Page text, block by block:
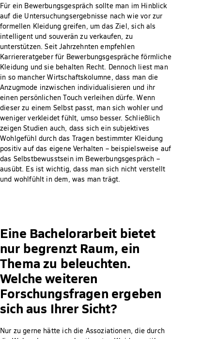
Für ein Bewerbungsgespräch sollte man im Hinblick
auf die Untersuchungsergebnisse nach wie vor zur
formellen Kleidung greifen, um das Ziel, sich als
intelligent und souverän zu verkaufen, zu
unterstützen. Seit Jahrzehnten empfehlen
Karriereratgeber für Bewerbungsgespräche förmliche
Kleidung und sie behalten Recht. Dennoch liest man
in so mancher Wirtschaftskolumne, dass man die
Anzugmode inzwischen individualisieren und ihr
einen persönlichen Touch verleihen dürfe. Wenn
dieser zu einem Selbst passt, man sich wohler und
weniger verkleidet fühlt, umso besser. Schließlich
zeigen Studien auch, dass sich ein subjektives
Wohlgefühl durch das Tragen bestimmter Kleidung
positiv auf das eigene Verhalten – beispielsweise auf
das Selbstbewusstsein im Bewerbungsgespräch –
ausübt. Es ist wichtig, dass man sich nicht verstellt
und wohlfühlt in dem, was man trägt.
Eine Bachelorarbeit bietet
nur begrenzt Raum, ein
Thema zu beleuchten.
Welche weiteren
Forschungsfragen ergeben
sich aus Ihrer Sicht?
Nur zu gerne hätte ich die Assoziationen, die durch